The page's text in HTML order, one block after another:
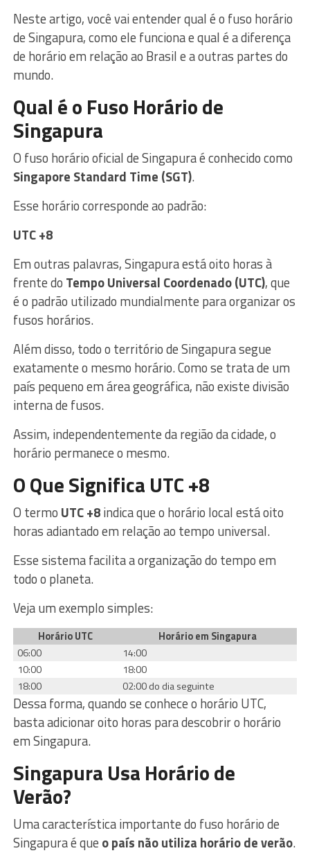
Neste artigo, você vai entender qual é o fuso horário
de Singapura, como ele funciona e qual é a diferença
de horário em relação ao Brasil e a outras partes do
mundo.
Qual é o Fuso Horário de
Singapura
O fuso horário oficial de Singapura é conhecido como
Singapore Standard Time (SGT).
Esse horário corresponde ao padrão:
UTC +8
Em outras palavras, Singapura está oito horas à
frente do Tempo Universal Coordenado (UTC), que
é o padrão utilizado mundialmente para organizar os
fusos horários.
Além disso, todo o território de Singapura segue
exatamente o mesmo horário. Como se trata de um
país pequeno em área geográfica, não existe divisão
interna de fusos.
Assim, independentemente da região da cidade, o
horário permanece o mesmo.
O Que Significa UTC +8
O termo UTC +8indica que o horário local está oito
horas adiantado em relação ao tempo universal.
Esse sistema facilita a organização do tempo em
todo o planeta.
Veja um exemplo simples:
Horário UTC
Horário em Singapura
06:00
14:00
10:00
18:00
18:00
02:00 do dia seguinte
Dessa forma, quando se conhece o horário UTC,
basta adicionar oito horas para descobrir o horário
em Singapura.
Singapura Usa Horário de
Verão?
Uma característica importante do fuso horário de
Singapura é que o país não utiliza horário de verão.